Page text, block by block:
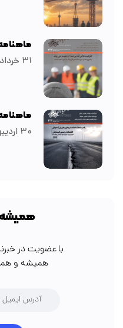
ماهنامه
۳۱ خرداد ۱۴۰۵
ماهنامه
۳۰ اردیبهشت ۱۴۰۵
همیشه
با عضویت در
همیشه و